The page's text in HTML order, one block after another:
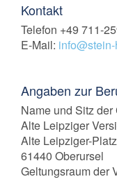
Kontakt
Telefon +49 711-
E-Mail:
Angaben zur
Name und Sitz der
Alte Leipziger
Alte Leipziger-
61440 Oberursel
Geltungsraum der